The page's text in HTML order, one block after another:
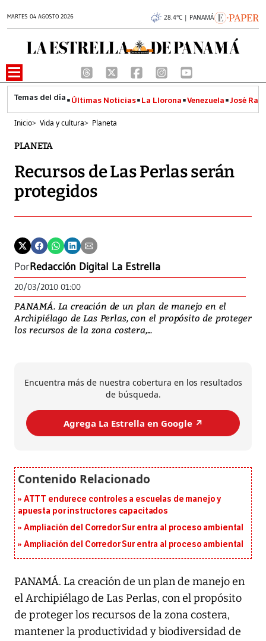
MARTES 04 AGOSTO 2026 28.4°C | PANAMÁ
Últimas Noticias La Llorona Venezuela José
Inicio> Vida y cultura> Planeta
PLANETA
Recursos de Las Perlas serán
protegidos
PorRedacción Digital La Estrella
20/03/2010 01:00
PANAMÁ. La creación de un plan de manejo en el
Archipiélago de Las Perlas, con el propósito de proteger
los recursos de la zona costera,...
Encuentra más de nuestra cobertura en los resultados
de búsqueda.
Agrega La Estrella en Google ↗️
ATTT endurece controles a escuelas de manejo y
apuesta por instructores capacitados
Ampliación del Corredor Sur entra al proceso ambiental
Ampliación del Corredor Sur entra al proceso ambiental
PANAMÁ. La creación de un plan de manejo en
el Archipiélago de Las Perlas, con el propósito
de proteger los recursos de la zona costera,
mantener la productividad y biodiversidad de